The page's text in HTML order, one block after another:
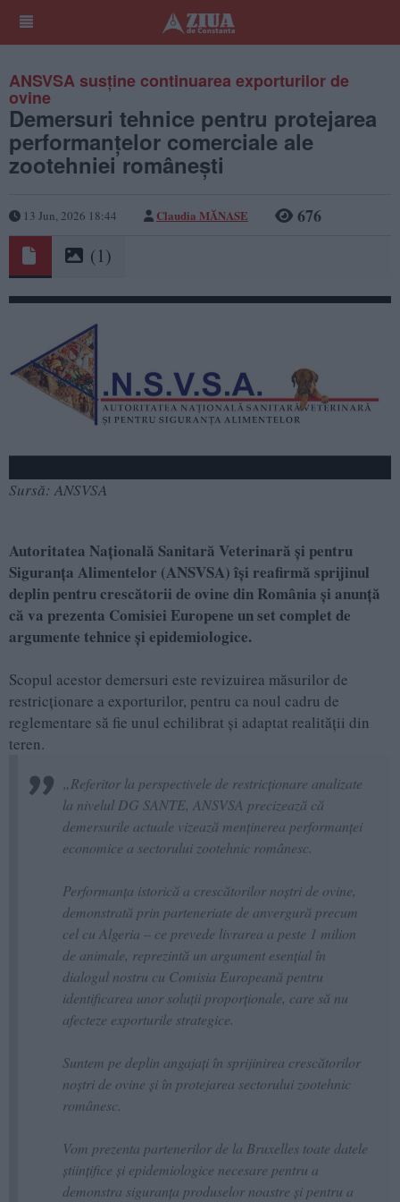
ANSVSA susține continuarea exporturilor de
ovine
Demersuri tehnice pentru protejarea
performanțelor comerciale ale
zootehniei românești
13 Jun, 2026 18:44 Claudia MĂNASE 676
(1)
Sursă: ANSVSA
Autoritatea Națională Sanitară Veterinară și pentru
Siguranța Alimentelor (ANSVSA) își reafirmă sprijinul
deplin pentru crescătorii de ovine din România și anunță
că va prezenta Comisiei Europene un set complet de
argumente tehnice și epidemiologice.
Scopul acestor demersuri este revizuirea măsurilor de
restricționare a exporturilor, pentru ca noul cadru de
reglementare să fie unul echilibrat și adaptat realității din
teren.
„Referitor la perspectivele de restricționare analizate
la nivelul DG SANTE, ANSVSA precizează că
demersurile actuale vizează menținerea performanței
economice a sectorului zootehnic românesc.
Performanța istorică a crescătorilor noștri de ovine,
demonstrată prin parteneriate de anvergură precum
cel cu Algeria – ce prevede livrarea a peste 1 milion
de animale, reprezintă un argument esențial în
dialogul nostru cu Comisia Europeană pentru
identificarea unor soluții proporționale, care să nu
afecteze exporturile strategice.
Suntem pe deplin angajați în sprijinirea crescătorilor
noștri de ovine și în protejarea sectorului zootehnic
românesc.
Vom prezenta partenerilor de la Bruxelles toate datele
științifice și epidemiologice necesare pentru a
demonstra siguranța produselor noastre și pentru a